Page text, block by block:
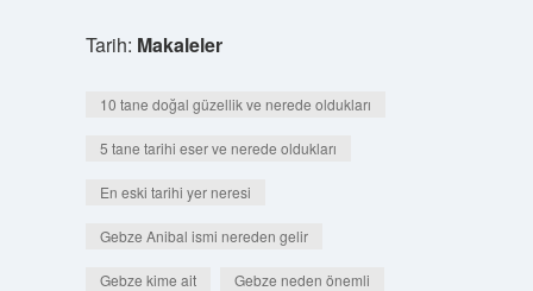
Tarih: Makaleler
10 tane doğal güzellik ve nerede oldukları
5 tane tarihi eser ve nerede oldukları
En eski tarihi yer neresi
Gebze Anibal ismi nereden gelir
Gebze kime ait Gebze neden önemli